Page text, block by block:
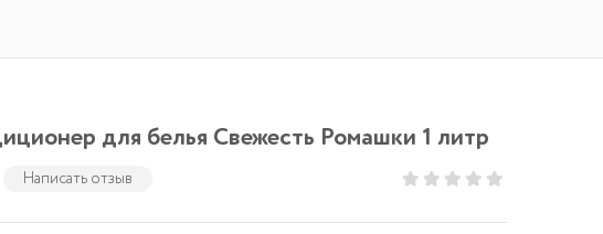
для белья Свежесть Ромашки 1 литр
Написать отзыв